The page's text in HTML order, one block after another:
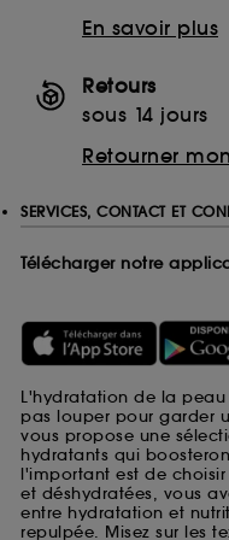
En savoir plus
Retours
sous 14 jours
Retourner
SERVICES, CONTACT ET
Télécharger notre
L'hydratation de la
pas louper pour garder
vous propose une
hydratants qui
l'important est de
et déshydratées, vous
entre hydratation et
repulpée. Misez sur les